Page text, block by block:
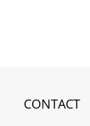
CONTACT